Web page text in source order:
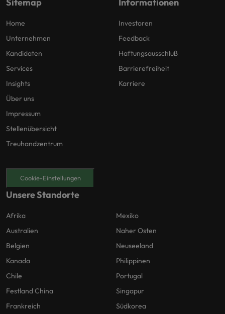
Home
Unternehmen
Kandidaten
Services
Insights
Über uns
Impressum
Stellenübersicht
Treuhandzentrum
Investoren
Feedback
Haftungsausschluß
Barrierefreiheit
Karriere
Cookie-Einstellungen
Unsere Standorte
Afrika
Australien
Belgien
Kanada
Chile
Festland China
Frankreich
Mexiko
Naher Osten
Neuseeland
Philippinen
Portugal
Singapur
Südkorea